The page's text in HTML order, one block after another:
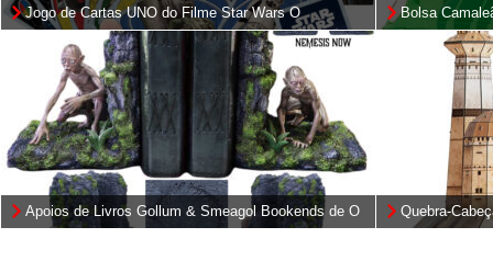
Jogo de Cartas UNO do Filme Star Wars O
Mandaloriano e Grogu
Bolsa
Apoios de Livros Gollum & Smeagol Bookends de O
Senhor dos Anéis
Quebra-
Wars 4D Build